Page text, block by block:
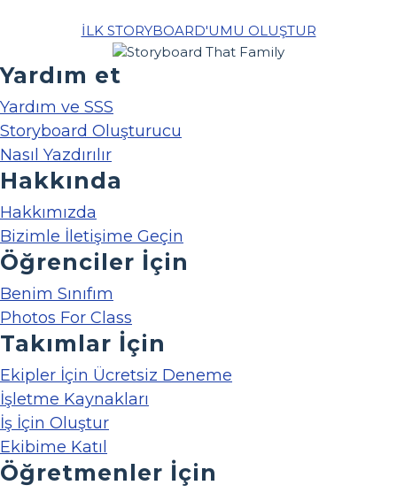
İLK STORYBOARD'UMU OLUŞTUR
Yardım et
Yardım ve SSS
Storyboard Oluşturucu
Nasıl Yazdırılır
Hakkında
Hakkımızda
Bizimle İletişime Geçin
Öğrenciler İçin
Benim Sınıfım
Photos For Class
Takımlar İçin
Ekipler İçin Ücretsiz Deneme
İşletme Kaynakları
İş İçin Oluştur
Ekibime Katıl
Öğretmenler İçin